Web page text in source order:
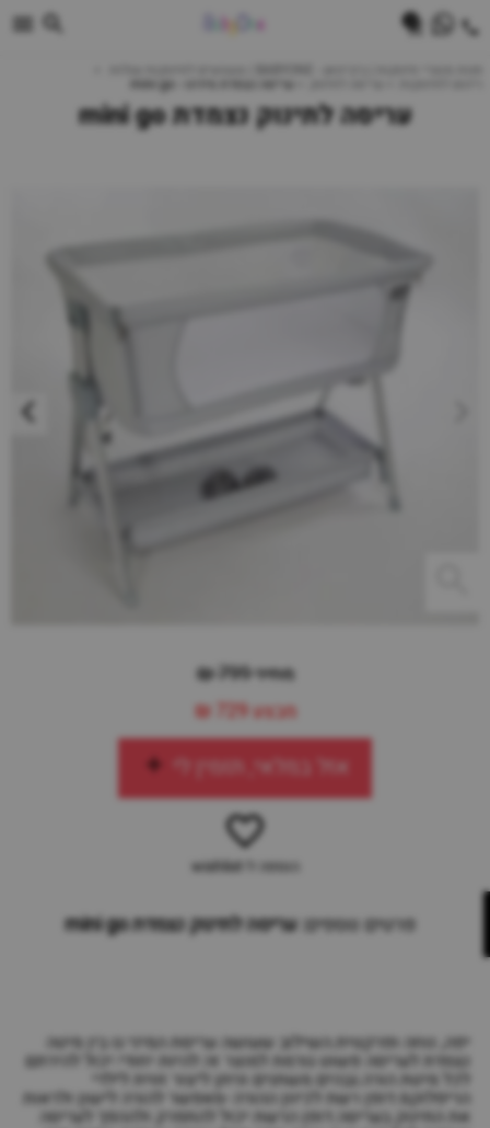
עריסה לתינוק נצמדת mini go
מחיר 799 ₪
מבצע729 ₪
אזל במלאי, תזמין לי
הוספה ל-wishlist
פרטים נוספים:עריסה לתינוק נצמדת mini go
יפה, נוחה ופרקטית.השילוב שעושה עריסת המיני גו בין מיטה
נצמדת לעריסה פשוט גורמת למוצר זה להיות יחודי.יכול להירתם
לכל מיטת הורה.גבהים משתנים וניתן ליצור זווית לילדי
הריפלוקס.דופן רשת לכיוון ההורה -מאפשר להורה לישון ולראות
את התינוק בעריסה.דופן הרשת יכול להתפרק ולההפך לעריסה